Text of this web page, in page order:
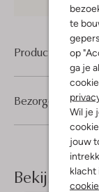
te
op
ga je
Wil je
jouw
klacht
Product
Bezorgen &
Bekijk meer